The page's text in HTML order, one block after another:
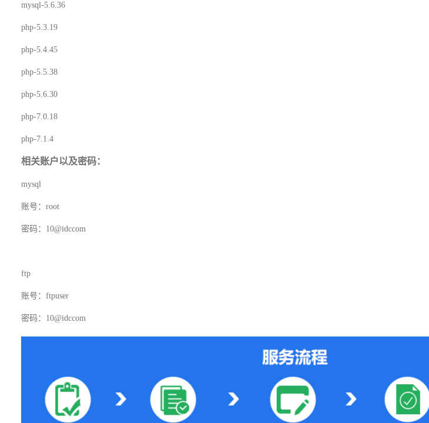
mysql-5.6.36
php-5.3.19
php-5.4.45
php-5.5.38
php-5.6.30
php-7.0.18
php-7.1.4
相关账户以及密码：
mysql
账号： root
密码： 10@idccom
ftp
账号： ftpuser
密码： 10@idccom